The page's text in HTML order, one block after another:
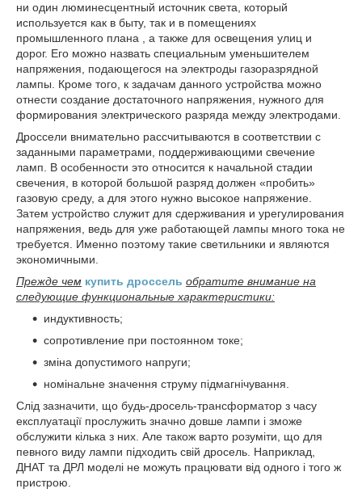
ни один люминесцентный источник света, который
используется как в быту, так и в помещениях
промышленного плана , а также для освещения улиц и
дорог. Его можно назвать специальным уменьшителем
напряжения, подающегося на электроды газоразрядной
лампы. Кроме того, к задачам данного устройства можно
отнести создание достаточного напряжения, нужного для
формирования электрического разряда между электродами.
Дроссели внимательно рассчитываются в соответствии с
заданными параметрами, поддерживающими свечение
ламп. В особенности это относится к начальной стадии
свечения, в которой большой разряд должен «пробить»
газовую среду, а для этого нужно высокое напряжение.
Затем устройство служит для сдерживания и урегулирования
напряжения, ведь для уже работающей лампы много тока не
требуется. Именно поэтому такие светильники и являются
экономичными.
Прежде чем купить дроссель обратите внимание на
следующие функциональные характеристики:
индуктивность;
сопротивление при постоянном токе;
зміна допустимого напруги;
номінальне значення струму підмагнічування.
Слід зазначити, що будь-дросель-трансформатор з часу
експлуатації прослужить значно довше лампи і зможе
обслужити кілька з них. Але також варто розуміти, що для
певного виду лампи підходить свій дросель. Наприклад,
ДНАТ та ДРЛ моделі не можуть працювати від одного і того ж
пристрою.